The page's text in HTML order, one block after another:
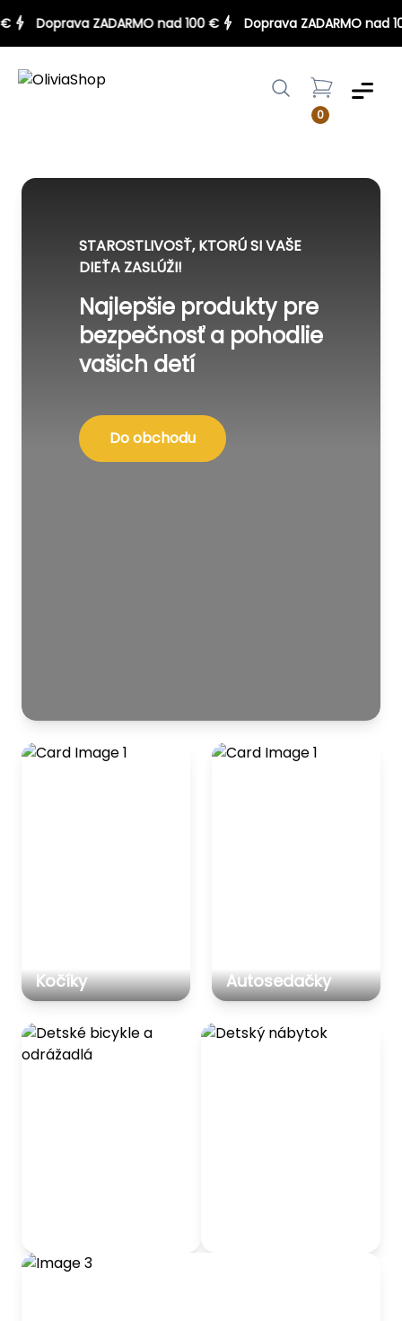
€ Doprava ZADARMO nad 100 € Doprava ZADARMO
0
Menu
STAROSTLIVOSŤ, KTORÚ SI VAŠE
DIEŤA ZASLÚŽI!
Najlepšie produkty pre
bezpečnosť a pohodlie
vašich detí
Do obchodu
Kočíky Autosedačky